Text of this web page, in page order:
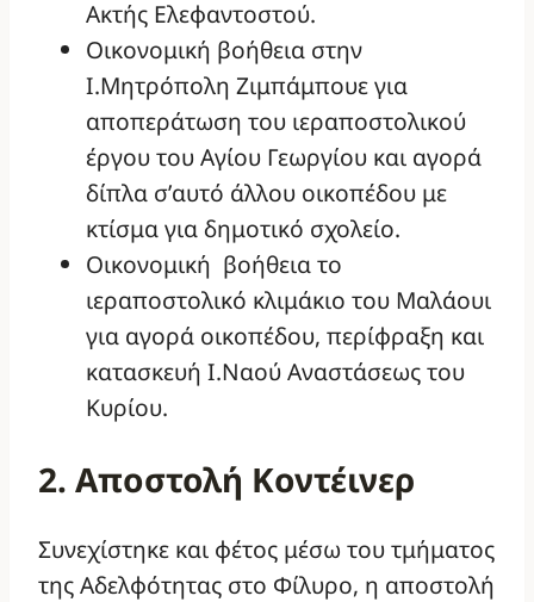
Ακτής Ελεφαντοστού.
Οικονομική βοήθεια στην
Ι.Μητρόπολη Ζιμπάμπουε για
αποπεράτωση του ιεραποστολικού
έργου του Αγίου Γεωργίου και αγορά
δίπλα σ’αυτό άλλου οικοπέδου με
κτίσμα για δημοτικό σχολείο.
Οικονομική βοήθεια το
ιεραποστολικό κλιμάκιο του Μαλάουι
για αγορά οικοπέδου, περίφραξη και
κατασκευή Ι.Ναού Αναστάσεως του
Κυρίου.
2. Αποστολή Κοντέινερ
Συνεχίστηκε και φέτος μέσω του τμήματος
της Αδελφότητας στο Φίλυρο, η αποστολή